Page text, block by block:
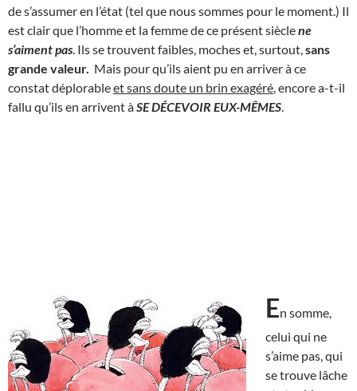
de s’assumer en l’état (tel que nous sommes pour le moment.) Il
est clair que l’homme et la femme de ce présent sièclene
s’aiment pas . Ils se trouvent faibles, moches et, surtout, sans
grande valeur. Mais pour qu’ils aient pu en arriver à ce
constat déplorableet sans doute un brin exagéré , encore a-t-il
fallu qu’ils en arrivent àSE DÉCEVOIR EUX-MÊMES
En somme,
celui qui ne
s’aime pas, qui
se trouve lâche